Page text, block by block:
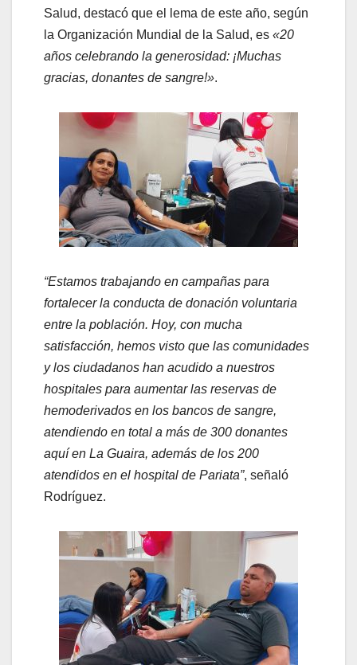
Salud, destacó que el lema de este año, según
la Organización Mundial de la Salud, es «20
años celebrando la generosidad: ¡Muchas
gracias, donantes de sangre!».
“Estamos trabajando en campañas para
fortalecer la conducta de donación voluntaria
entre la población. Hoy, con mucha
satisfacción, hemos visto que las comunidades
y los ciudadanos han acudido a nuestros
hospitales para aumentar las reservas de
hemoderivados en los bancos de sangre,
atendiendo en total a más de 300 donantes
aquí en La Guaira, además de los 200
atendidos en el hospital de Pariata”, señaló
Rodríguez.